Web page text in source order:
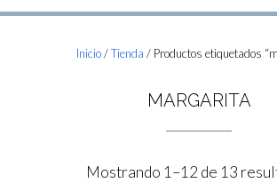
Inicio/Tienda / Productos etiquetados
MARGARITA
Mostrando 1–12 de 13